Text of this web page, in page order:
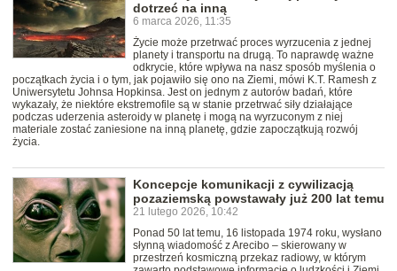
dotrzeć na inną
6 marca 2026, 11:35
Życie może przetrwać proces wyrzucenia z jednej
planety i transportu na drugą. To naprawdę ważne
odkrycie, które wpływa na nasz sposób myślenia o
początkach życia i o tym, jak pojawiło się ono na Ziemi, mówi K.T. Ramesh z
Uniwersytetu Johnsa Hopkinsa. Jest on jednym z autorów badań, które
wykazały, że niektóre ekstremofile są w stanie przetrwać siły działające
podczas uderzenia asteroidy w planetę i mogą na wyrzuconym z niej
materiale zostać zaniesione na inną planetę, gdzie zapoczątkują rozwój
życia.
Koncepcje komunikacji z cywilizacją
pozaziemską powstawały już 200 lat temu
21 lutego 2026, 10:42
Ponad 50 lat temu, 16 listopada 1974 roku, wysłano
słynną wiadomość z Arecibo – skierowany w
przestrzeń kosmiczną przekaz radiowy, w którym